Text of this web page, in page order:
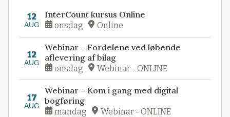
12
AUG
InterCount kursus Online
onsdag Online
12
AUG
Webinar – Fordelene ved løbende
aflevering af bilag
onsdag Webinar - ONLINE
17
AUG
Webinar – Kom i gang med digital
bogføring
mandag Webinar - ONLINE